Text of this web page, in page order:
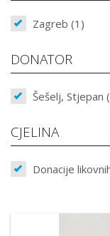
Zagreb (1)
DONATOR
Šešelj, Stjepan
CJELINA
Donacije